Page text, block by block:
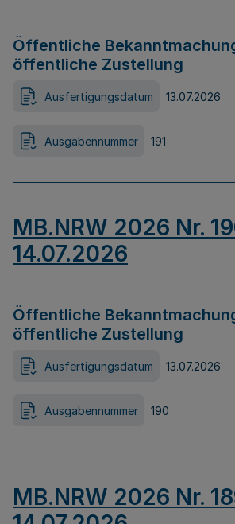
Öffentliche
öffentliche Zustellung
Ausfertigungsdatum 13.07.2026
Ausgabennummer 191
MB.NRW 2026 Nr.
14.07.2026
Öffentliche
öffentliche Zustellung
Ausfertigungsdatum 13.07.2026
Ausgabennummer 190
MB.NRW 2026 Nr.